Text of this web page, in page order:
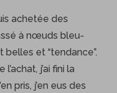
achetée des
à nœuds bleu-
et “tendance”.
j’ai fini la
pris, j’en eus des